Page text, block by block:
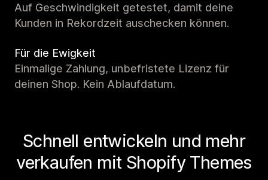
Auf Geschwindigkeit getestet, damit deine
Kunden in Rekordzeit auschecken können.
Für die Ewigkeit
Einmalige Zahlung, unbefristete Lizenz für
deinen Shop. Kein Ablaufdatum.
Schnell entwickeln und mehr
verkaufen mit Shopify Themes